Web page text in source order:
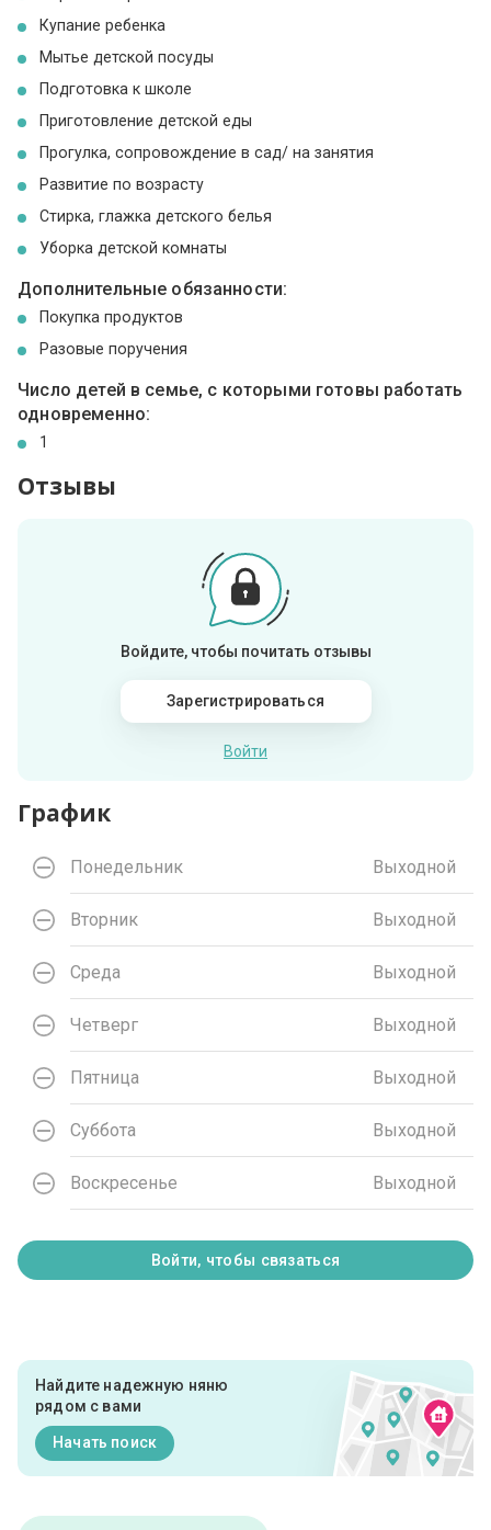
Купание ребенка
Мытье детской посуды
Подготовка к школе
Приготовление детской еды
Прогулка, сопровождение в сад/ на занятия
Развитие по возрасту
Стирка, глажка детского белья
Уборка детской комнаты
Дополнительные обязанности:
Покупка продуктов
Разовые поручения
Число детей в семье, с которыми готовы работать
одновременно:
1
Отзывы
Войдите, чтобы почитать отзывы
Зарегистрироваться
Войти
График
Понедельник Выходной
Вторник Выходной
Среда Выходной
Четверг Выходной
Пятница Выходной
Суббота Выходной
Воскресенье Выходной
Войти, чтобы связаться
Найдите надежную няню
рядом с вами
Начать поиск